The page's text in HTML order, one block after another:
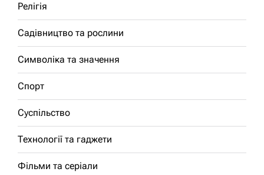
Релігія
Садівництво та рослини
Символіка та значення
Спорт
Суспільство
Технології та гаджети
Фільми та серіали